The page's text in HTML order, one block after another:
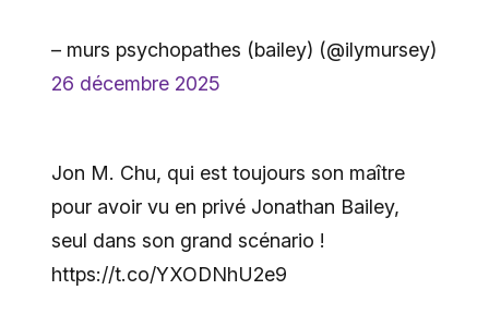
– murs psychopathes (bailey) (@ilymursey)
26 décembre 2025
Jon M. Chu, qui est toujours son maître
pour avoir vu en privé Jonathan Bailey,
seul dans son grand scénario !
https://t.co/YXODNhU2e9